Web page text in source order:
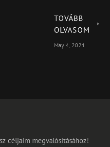
TOVÁBB
OLVASOM
May 4, 2021
céljaim megvalósításához!